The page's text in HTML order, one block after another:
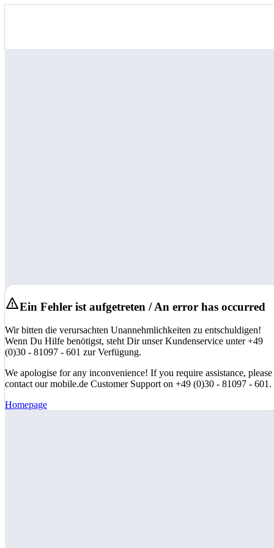
Ein Fehler ist aufgetreten / An error has occurred
Wir bitten die verursachten Unannehmlichkeiten zu entschuldigen!
Wenn Du Hilfe benötigst, steht Dir unser Kundenservice unter +49
(0)30 - 81097 - 601 zur Verfügung.
We apologise for any inconvenience! If you require assistance, please
contact our mobile.de Customer Support on +49 (0)30 - 81097 - 601.
Homepage